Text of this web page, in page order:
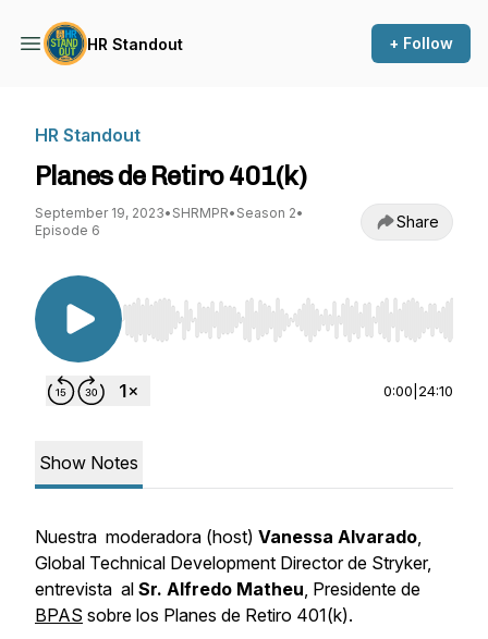
HR Standout + Follow
HR Standout
Planes de Retiro 401(k)
September 19, 2023• SHRMPR• Season 2•
Episode 6
Share
Use Left/Right to seek, Home/End to jump to
0:00 24:10
Show Notes
Nuestra moderadora (host) Vanessa Alvarado,
Global Technical Development Directorde Stryker,
entrevista al Sr. Alfredo Matheu, Presidente de
BPAS sobre los Planes de Retiro 401(k).